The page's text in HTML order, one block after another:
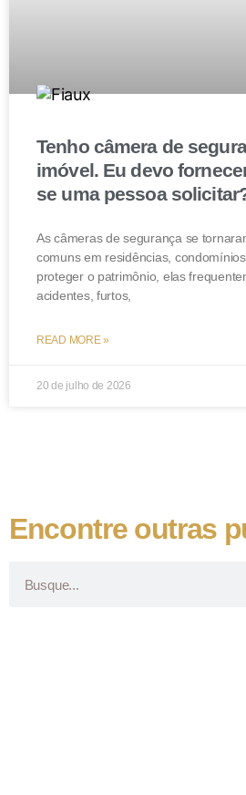
Tenho câmera de
imóvel. Eu devo
se uma pessoa
As câmeras de segurança se
comuns em residências,
proteger o patrimônio, elas
acidentes, furtos,
READ MORE »
20 de julho de 2026
Encontre outras